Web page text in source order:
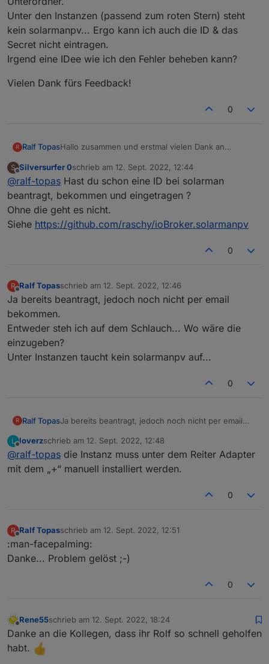
Unter den Instanzen (passend zum roten Stern) steht
kein solarmanpv... Ergo kann ich auch die ID & das
Secret nicht eintragen.
Irgend eine IDee wie ich den Fehler beheben kann?
Vielen Dank fürs Feedback!
0
R Ralf TopasHallo zusammen und erstmal vielen Dank an
Ich hab bei/nach der installation ein kleines Problem:
Die Installation läuft ohne Fehlermeldung druch.
Unter Adapter (roter Stern) finde ich den Adapter in
der aktuellen Version 0.1.3
Unter Objekte steht ein leerer solarmanpv Ordner
ohne Unterordner.
steht kein solarmanpv... Ergo kann ich auch die ID &
Vielen Dank fürs Feedback!
S
Offline
Silversurfer 0schrieb am 12. Sept. 2022, 12:44
zuletzt editiert von
@ralf-topas Hast du schon eine ID bei solarman
beantragt, bekommen und eingetragen ?
Ohne die geht es nicht.
Siehe https://github.com/raschy/ioBroker.solarmanpv
0
R
Offline
Ralf Topasschrieb am 12. Sept. 2022, 12:46
zuletzt editiert von
Ja bereits beantragt, jedoch noch nicht per email
bekommen.
Entweder steh ich auf dem Schlauch... Wo wäre die
einzugeben?
Unter Instanzen taucht kein solarmanpv auf...
0
R Ralf TopasJa bereits beantragt, jedoch noch nicht per email
Entweder steh ich auf dem Schlauch... Wo wäre die
einzugeben?
Unter Instanzen taucht kein solarmanpv auf...
L
Offline
loverzschrieb am 12. Sept. 2022, 12:48
zuletzt editiert von
@ralf-topas die Instanz muss unter dem Reiter Adapter
mit dem „+“ manuell installiert werden.
0
R
Offline
Ralf Topasschrieb am 12. Sept. 2022, 12:51
zuletzt editiert von
:man-facepalming:
Danke... Problem gelöst ;-)
0
Offline
Rene55schrieb am 12. Sept. 2022, 18:24
zuletzt editiert von
Danke an die Kollegen, dass ihr Rolf so schnell geholfen
habt.